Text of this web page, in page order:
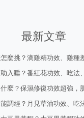
最新文章
麼挑？滴雞精功效、雞種
入睡？番紅花功效、吃法
麼？保濕修復功效超強，
調經？月見草油功效、吃